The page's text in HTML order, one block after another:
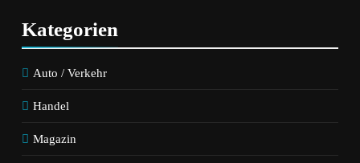
Kategorien
Auto / Verkehr
Handel
Magazin